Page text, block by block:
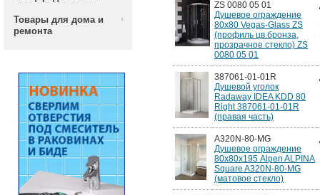
Товары для дома и
ремонта
ZS 0080 05 01
Душевое ограждение
80x80 Vegas-Glass ZS
(профиль цв.бронза,
прозрачное стекло) ZS
0080 05 01
387061-01-01R
Душевой уголок
Radaway IDEA KDD 80
Right 387061-01-01R
(правая часть)
A320N-80-MG
Душевое ограждение
80x80х195 Alpen ALPINA
Square A320N-80-MG
(матовое стекло)